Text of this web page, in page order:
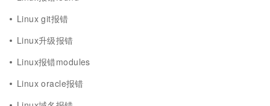
Linux git报错
Linux升级报错
Linux报错modules
Linux oracle报错